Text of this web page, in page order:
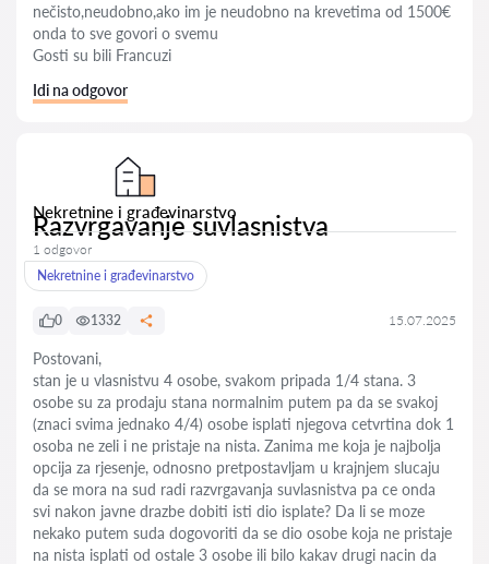
nečisto,neudobno,ako im je neudobno na krevetima od 1500€
onda to sve govori o svemu
Gosti su bili Francuzi
Idi na odgovor
Nekretnine i građevinarstvo
Razvrgavanje suvlasnistva
1 odgovor
Nekretnine i građevinarstvo
0 1332 15.07.2025
Postovani,
stan je u vlasnistvu 4 osobe, svakom pripada 1/4 stana. 3
osobe su za prodaju stana normalnim putem pa da se svakoj
(znaci svima jednako 4/4) osobe isplati njegova cetvrtina dok 1
osoba ne zeli i ne pristaje na nista. Zanima me koja je najbolja
opcija za rjesenje, odnosno pretpostavljam u krajnjem slucaju
da se mora na sud radi razvrgavanja suvlasnistva pa ce onda
svi nakon javne drazbe dobiti isti dio isplate? Da li se moze
nekako putem suda dogovoriti da se dio osobe koja ne pristaje
na nista isplati od ostale 3 osobe ili bilo kakav drugi nacin da